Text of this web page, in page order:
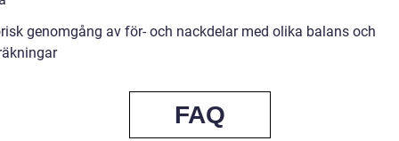
genomgång av för- och nackdelar med olika balans och
FAQ